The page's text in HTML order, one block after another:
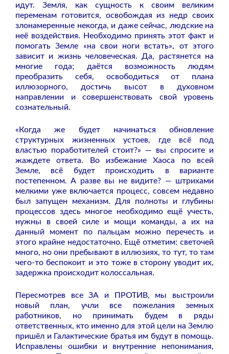
идут. Земля, как сущность к своим великим
переменам готовится, освобождая из недр своих
злонамеренные некогда, и даже сейчас, людские на
неё воздействия. Необходимо принять этот факт и
помогать Земле «на свои ноги встать», от этого
зависит и жизнь человеческая. Да, растянется на
многие года; даётся возможность людям
преобразить себя, освободиться от плана
иллюзорного, достичь высот в духовном
направлении и совершенствовать свой уровень
сознательный.
«Когда же будет начинаться обновление
структурных жизненных устоев, где всё под
властью поработителей стоит?» — вы спросите и
жаждете ответа. Во избежание Хаоса по всей
Земле, всё будет происходить в варианте
постепенном. А разве вы не видите? — штрихами
мелкими уже включается процесс, совсем недавно
был запущен механизм. Для полноты и глубины
процессов здесь многое необходимо ещё учесть,
нужны в своей силе и мощи команды, а их на
данный момент по пальцам можно перечесть и
этого крайне недостаточно. Ещё отметим: светочей
много, но они пребывают в иллюзиях, то тут, то там
чего-то беспокоит и это тоже в сторону уводит их,
задержка происходит колоссальная.
Пересмотрев все ЗА и ПРОТИВ, мы выстроили
новый план, учли все пожелания земных
работников, но принимать будем в ряды
ответственных, кто именно для этой цели на Землю
пришёл и Галактические братья им будут в помощь.
Исправлены ошибки и внутренние непонимания,